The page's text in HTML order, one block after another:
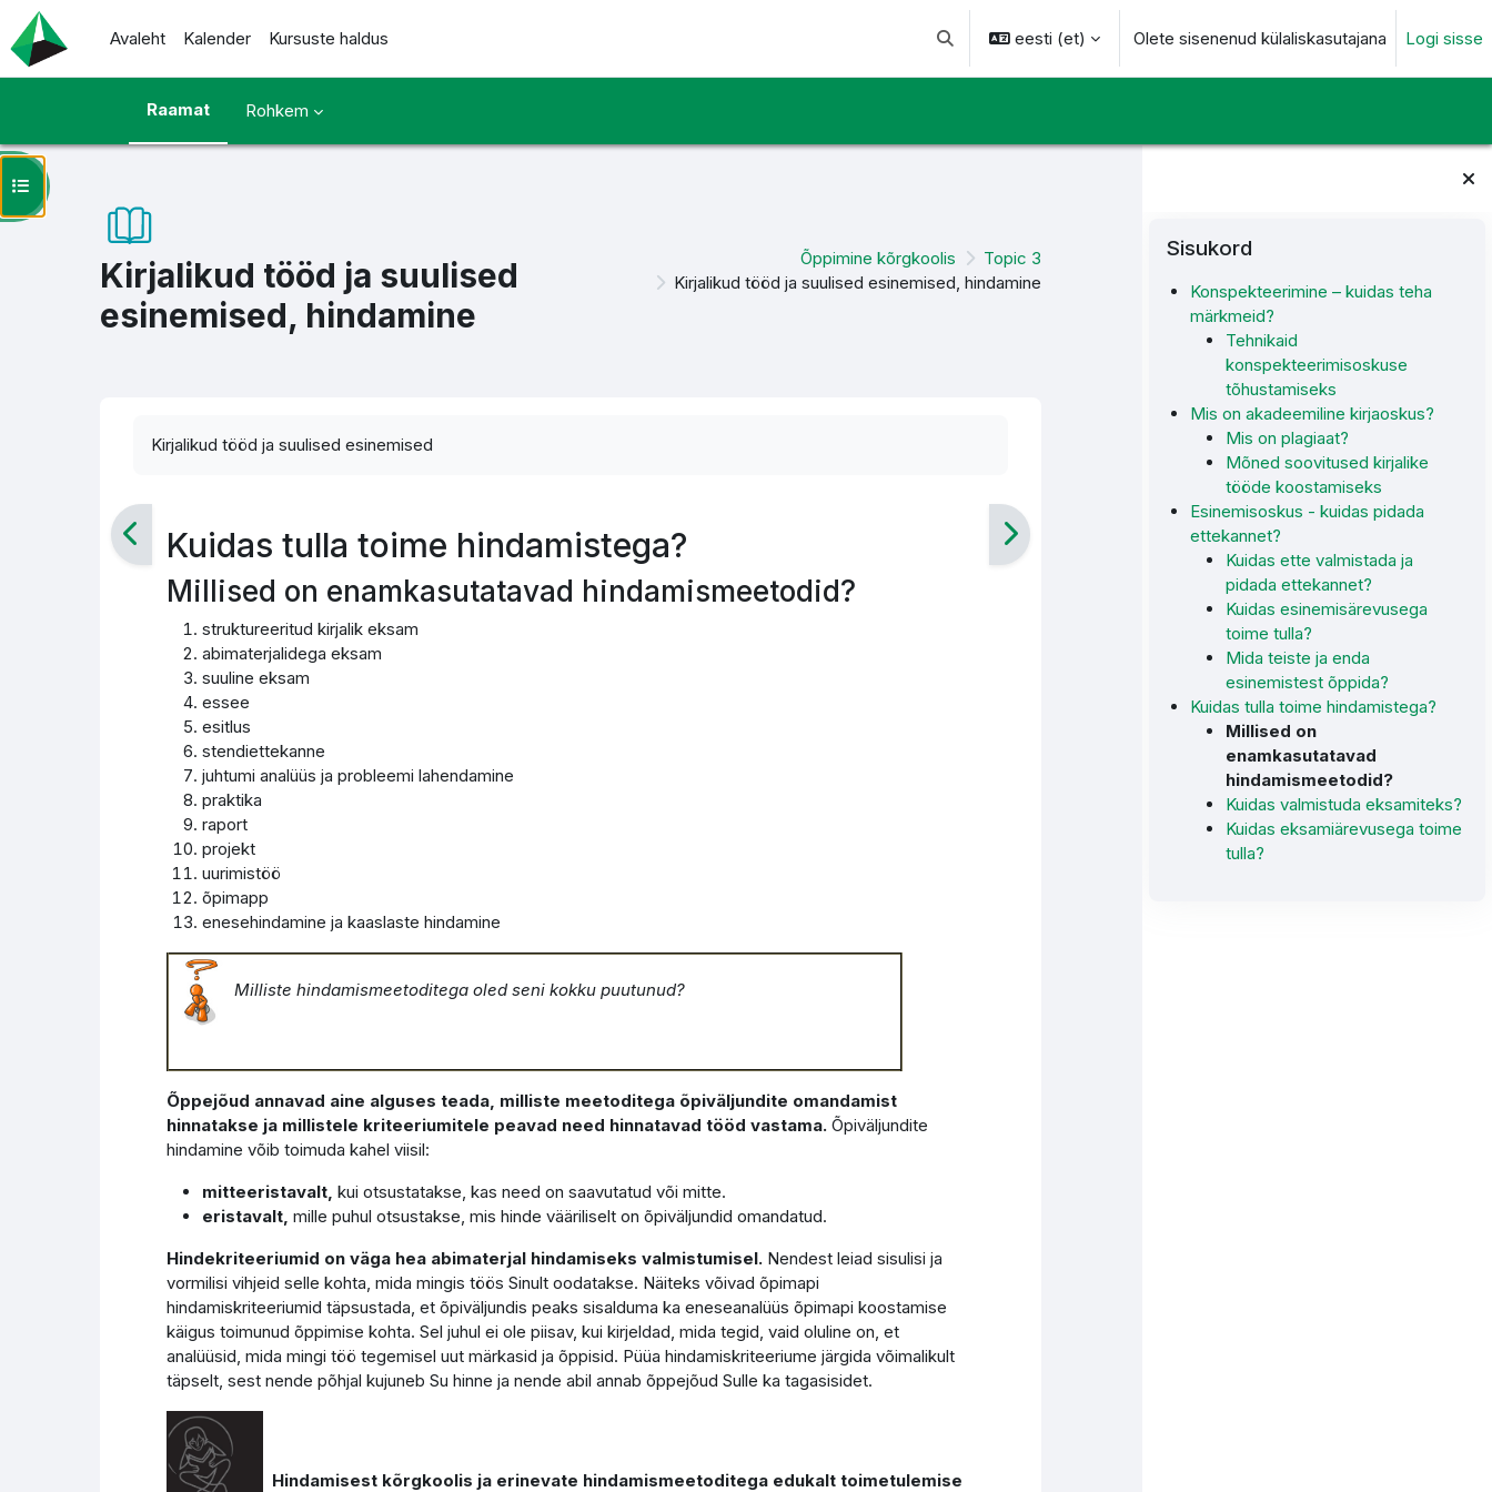
Jäta vahele peasisuni
Avaleht
Kalender Kursuste haldus Lülitab otsingu sisendi
eesti ‎(et)‎ Olete sisenenud külaliskasutajana Logi sisse
Raamat Rohkem
Plokid
Sisukord
Konspekteerimine – kuidas teha
märkmeid?
Tehnikaid
konspekteerimisoskuse
tõhustamiseks
Mis on akadeemiline kirjaoskus?
Mis on plagiaat?
Mõned soovitused kirjalike
tööde koostamiseks
Esinemisoskus - kuidas pidada
ettekannet?
Kuidas ette valmistada ja
pidada ettekannet?
Kuidas esinemisärevusega
toime tulla?
Mida teiste ja enda
esinemistest õppida?
Kuidas tulla toime hindamistega?
Millised on
enamkasutatavad
hindamismeetodid?
Kuidas valmistuda eksamiteks?
Kuidas eksamiärevusega toime
tulla?
Kirjalikud tööd ja suulised
esinemised, hindamine
Õppimine kõrgkoolis
Topic 3
Kirjalikud tööd ja suulised esinemised, hindamine
Ava kursuse sisukord
Kirjalikud tööd ja suulised esinemised
Kuidas tulla toime hindamistega?
Millised on enamkasutatavad hindamismeetodid?
struktureeritud kirjalik eksam
abimaterjalidega eksam
suuline eksam
essee
esitlus
stendiettekanne
juhtumi analüüs ja probleemi lahendamine
praktika
raport
projekt
uurimistöö
õpimapp
enesehindamine ja kaaslaste hindamine
Milliste hindamismeetoditega oled seni kokku puutunud?
Õppejõud annavad aine alguses teada, milliste meetoditega õpiväljundite omandamist
hinnatakse ja millistele kriteeriumitele peavad need hinnatavad tööd vastama. Õpiväljundite
hindamine võib toimuda kahel viisil:
mitteeristavalt, kui otsustatakse, kas need on saavutatud või mitte.
eristavalt, mille puhul otsustakse, mis hinde vääriliselt on õpiväljundid omandatud.
Hindekriteeriumid on väga hea abimaterjal hindamiseks valmistumisel.Nendest leiad sisulisi ja
vormilisi vihjeid selle kohta, mida mingis töös Sinult oodatakse. Näiteks võivad õpimapi
hindamiskriteeriumid täpsustada, et õpiväljundis peaks sisalduma ka eneseanalüüs õpimapi koostamise
käigus toimunud õppimise kohta. Sel juhul ei ole piisav, kui kirjeldad, mida tegid, vaid oluline on, et
analüüsid, mida mingi töö tegemisel uut märkasid ja õppisid. Püüa hindamiskriteeriume järgida võimalikult
täpselt, sest nende põhjal kujuneb Su hinne ja nende abil annab õppejõud Sulle ka tagasisidet.
Hindamisest kõrgkoolis ja erinevate hindamismeetoditega edukalt toimetulemise